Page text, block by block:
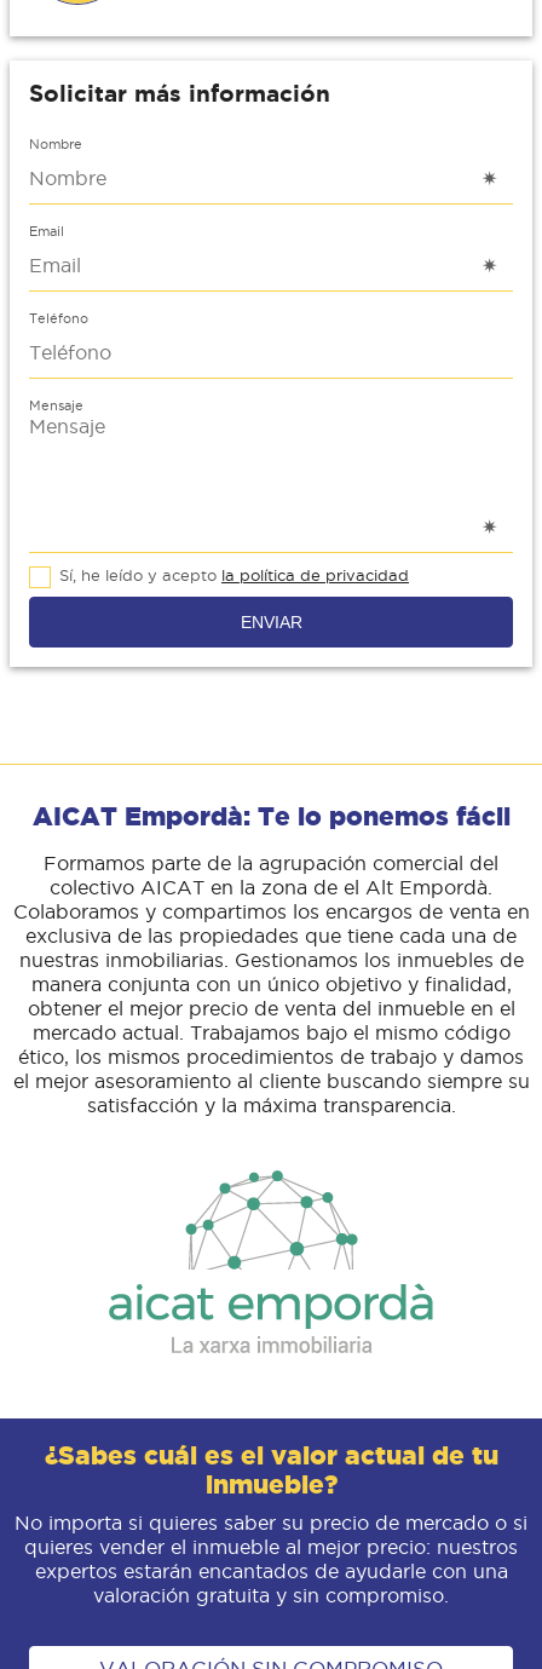
Solicitar más información
Nombre
Email
Teléfono
Mensaje
Sí, he leído y acepto la política de privacidad
ENVIAR
AICAT Empordà: Te lo ponemos fácil
Formamos parte de la agrupación comercial del
colectivo AICAT en la zona de el Alt Empordà.
Colaboramos y compartimos los encargos de venta en
exclusiva de las propiedades que tiene cada una de
nuestras inmobiliarias. Gestionamos los inmuebles de
manera conjunta con un único objetivo y finalidad,
obtener el mejor precio de venta del inmueble en el
mercado actual. Trabajamos bajo el mismo código
ético, los mismos procedimientos de trabajo y damos
el mejor asesoramiento al cliente buscando siempre su
satisfacción y la máxima transparencia.
¿Sabes cuál es el valor actual de tu
inmueble?
No importa si quieres saber su precio de mercado o si
quieres vender el inmueble al mejor precio: nuestros
expertos estarán encantados de ayudarle con una
valoración gratuita y sin compromiso.